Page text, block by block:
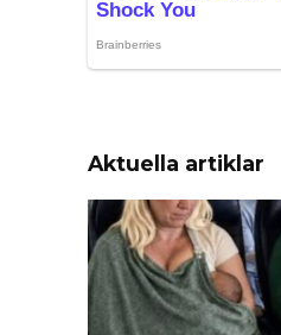
Aktuella artiklar